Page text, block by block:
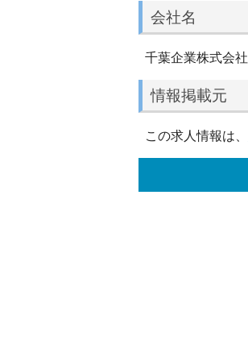
会社名
千葉企業株式会社
情報掲載元
この求人情報は、